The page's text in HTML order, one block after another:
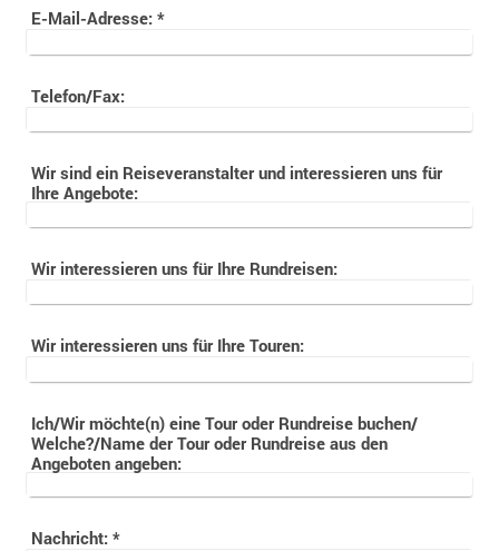
E-Mail-Adresse: *
Telefon/Fax:
Wir sind ein Reiseveranstalter und interessieren uns für
Ihre Angebote:
Wir interessieren uns für Ihre Rundreisen:
Wir interessieren uns für Ihre Touren:
Ich/Wir möchte(n) eine Tour oder Rundreise buchen/
Welche?/Name der Tour oder Rundreise aus den
Angeboten angeben:
Nachricht: *